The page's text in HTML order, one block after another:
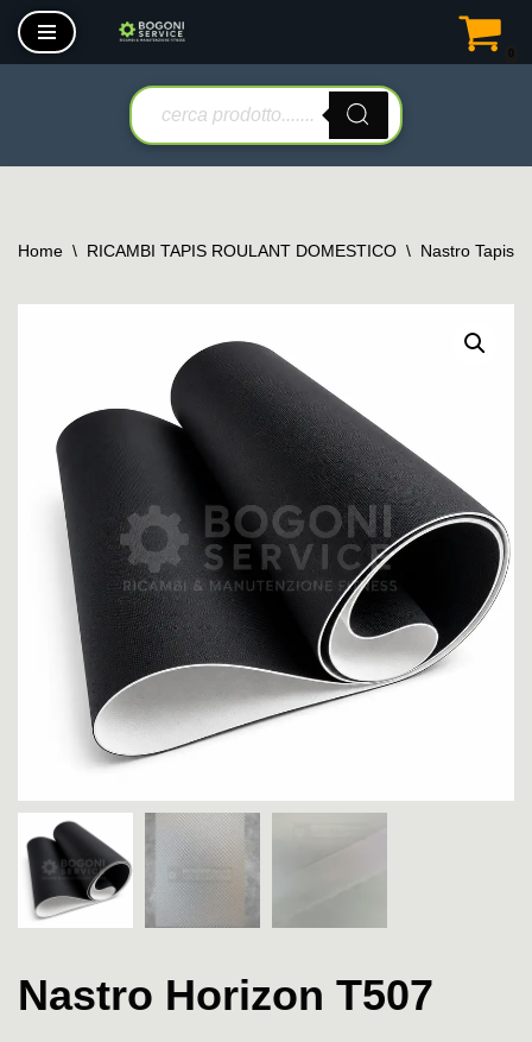
Vai
Home \ RICAMBI TAPIS ROULANT DOMESTICO \ Nastro Tapis
Nastro Horizon T507